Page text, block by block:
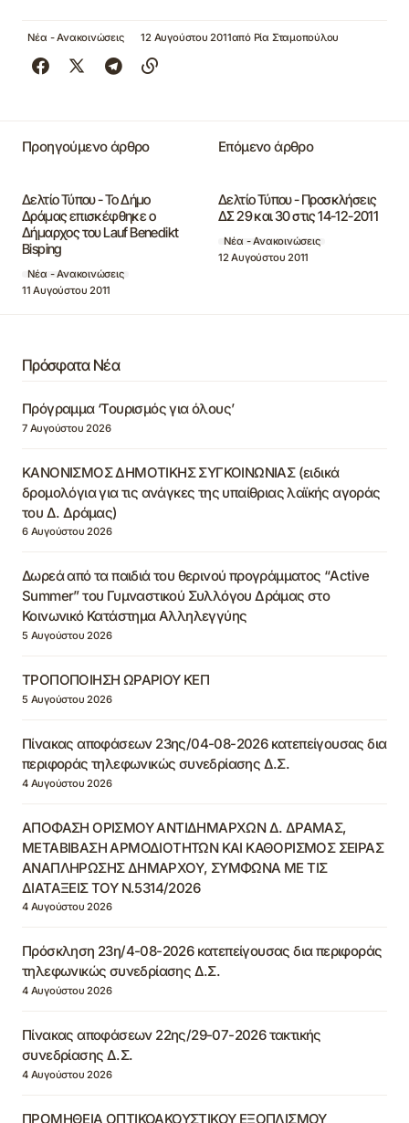
Νέα - Ανακοινώσεις 12 Αυγούστου 2011από Ρία Σταμοπούλου
Προηγούμενο άρθρο
Δελτίο Τύπου - Το Δήμο
Δράμας επισκέφθηκε ο
Δήμαρχος του Lauf Benedikt
Bisping
Νέα - Ανακοινώσεις
11 Αυγούστου 2011
Επόμενο άρθρο
Δελτίο Τύπου - Προσκλήσεις
ΔΣ 29 και 30 στις 14-12-2011
Νέα - Ανακοινώσεις
12 Αυγούστου 2011
Πρόσφατα Νέα
Πρόγραμμα ‘Τουρισμός για όλους’
7 Αυγούστου 2026
ΚΑΝΟΝΙΣΜΟΣ ΔΗΜΟΤΙΚΗΣ ΣΥΓΚΟΙΝΩΝΙΑΣ (ειδικά
δρομολόγια για τις ανάγκες της υπαίθριας λαϊκής αγοράς
του Δ. Δράμας)
6 Αυγούστου 2026
Δωρεά από τα παιδιά του θερινού προγράμματος “Active
Summer” του Γυμναστικού Συλλόγου Δράμας στο
Κοινωνικό Κατάστημα Αλληλεγγύης
5 Αυγούστου 2026
ΤΡΟΠΟΠΟΙΗΣΗ ΩΡΑΡΙΟΥ ΚΕΠ
5 Αυγούστου 2026
Πίνακας αποφάσεων 23ης/04-08-2026 κατεπείγουσας δια
περιφοράς τηλεφωνικώς συνεδρίασης Δ.Σ.
4 Αυγούστου 2026
ΑΠΟΦΑΣΗ ΟΡΙΣΜΟΥ ΑΝΤΙΔΗΜΑΡΧΩΝ Δ. ΔΡΑΜΑΣ,
ΜΕΤΑΒΙΒΑΣΗ ΑΡΜΟΔΙΟΤΗΤΩΝ ΚΑΙ ΚΑΘΟΡΙΣΜΟΣ ΣΕΙΡΑΣ
ΑΝΑΠΛΗΡΩΣΗΣ ΔΗΜΑΡΧΟΥ, ΣΥΜΦΩΝΑ ΜΕ ΤΙΣ
ΔΙΑΤΑΞΕΙΣ ΤΟΥ Ν.5314/2026
4 Αυγούστου 2026
Πρόσκληση 23η/4-08-2026 κατεπείγουσας δια περιφοράς
τηλεφωνικώς συνεδρίασης Δ.Σ.
4 Αυγούστου 2026
Πίνακας αποφάσεων 22ης/29-07-2026 τακτικής
συνεδρίασης Δ.Σ.
4 Αυγούστου 2026
ΠΡΟΜΗΘΕΙΑ ΟΠΤΙΚΟΑΚΟΥΣΤΙΚΟΥ ΕΞΟΠΛΙΣΜΟΥ